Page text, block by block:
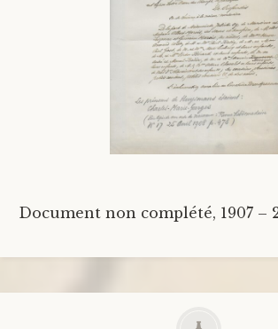
Document non complété, 1907 –